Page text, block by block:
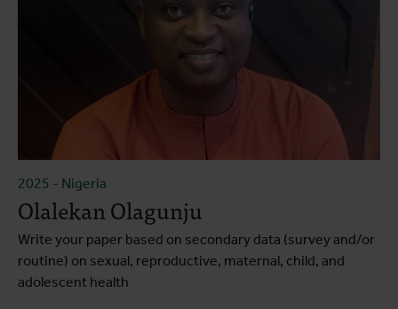
2025 - Nigeria
Olalekan Olagunju
Write your paper based on secondary data (survey and/or
routine) on sexual, reproductive, maternal, child, and
adolescent health